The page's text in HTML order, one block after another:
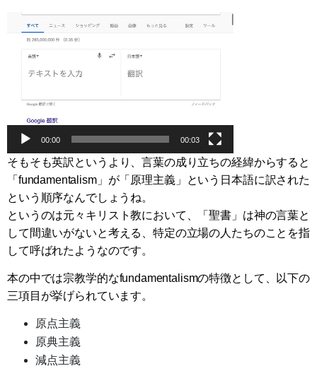
00:00 00:03
そもそも英訳というより、言葉の成り立ちの経緯からすると
「fundamentalism」が「原理主義」という日本語に訳された
という順序なんでしょうね。
というのは元々キリスト教において、「聖書」は神の言葉と
して間違いがないと考える、特定の立場の人たちのことを指
して呼ばれたようなのです。
本の中では宗教学的なfundamentalismの特徴として、以下の
三項目が挙げられています。
原点主義
原典主義
減点主義